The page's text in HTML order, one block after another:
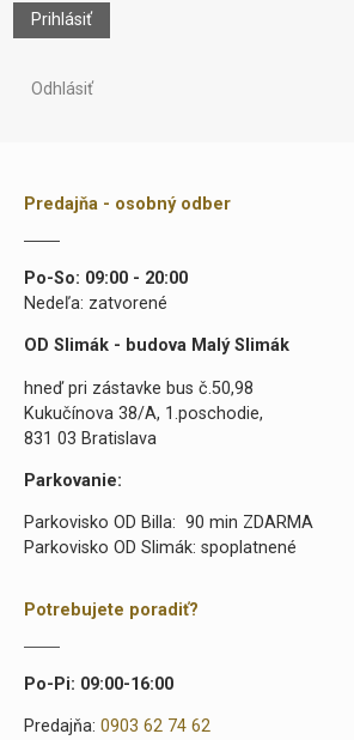
Prihlásiť
Odhlásiť
Predajňa - osobný odber
Po-So: 09:00 - 20:00
Nedeľa: zatvorené
OD Slimák - budova Malý Slimák
hneď pri zástavke bus č.50,98
Kukučínova 38/A, 1.poschodie,
831 03 Bratislava
Parkovanie:
Parkovisko OD Billa: 90 min ZDARMA
Parkovisko OD Slimák: spoplatnené
Potrebujete poradiť?
Po-Pi: 09:00-16:00
Predajňa: 0903 62 74 62